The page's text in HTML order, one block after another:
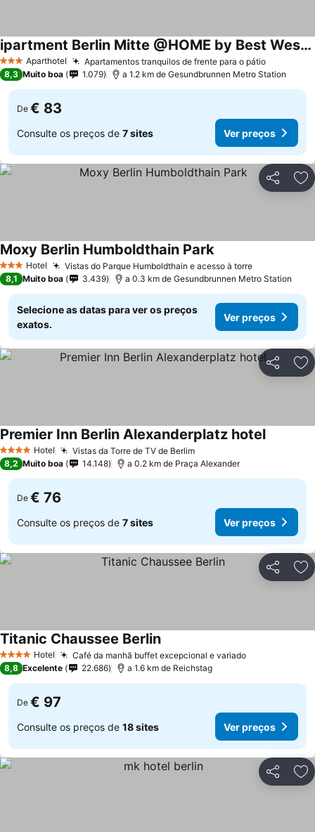
3 EstrelasAparthotel Apartamentos tranquilos de frente para o pátio
ipartment Berlin Mitte @HOME by Best Western
8,3 Muito boa 1.079 a 1.2 km de Gesundbrunnen Metro Station
De € 83
Consulte os preços de 7 sites Ver preços
Partilhar
3 EstrelasHotel Vistas do Parque Humboldthain e acesso à torre
Moxy Berlin Humboldthain Park
8,1 Muito boa 3.439 a 0.3 km de Gesundbrunnen Metro Station
Selecione as datas para ver os preços
exatos.
Ver preços
Partilhar
4 EstrelasHotel Vistas da Torre de TV de Berlim
Premier Inn Berlin Alexanderplatz hotel
8,2 Muito boa 14.148 a 0.2 km de Praça Alexander
De € 76
Consulte os preços de 7 sites Ver preços
Partilhar
4 EstrelasHotel Café da manhã buffet excepcional e variado
Titanic Chaussee Berlin
8,8 Excelente 22.686 a 1.6 km de Reichstag
De € 97
Consulte os preços de 18 sites Ver preços
Partilhar